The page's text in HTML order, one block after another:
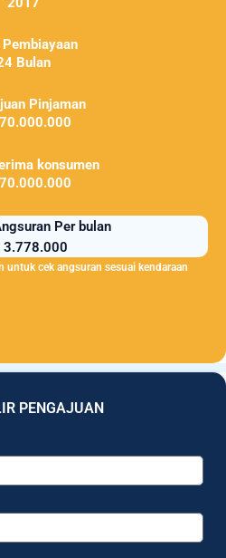
Bulan
Pinjaman
70.000.000
konsumen
Per bulan
3.778.000
untuk cek angsuran sesuai kendaraan
PENGAJUAN